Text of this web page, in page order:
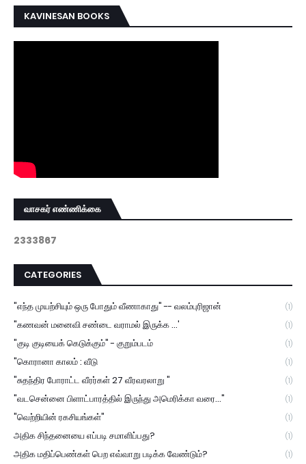
KAVINESAN BOOKS
வாசகர் எண்ணிக்கை
2333867
CATEGORIES
"எந்த முயற்சியும் ஒரு போதும் வீணாகாது" -- வலம்புரிஜான் (1)
"கணவன் மனைவி சண்டை வராமல் இருக்க ...' (1)
"குடி குடியைக் கெடுக்கும்" - குறும்படம் (1)
"கொரானா காலம் : வீடு (1)
"சுதந்திர போராட்ட வீரர்கள் 27 வீரவரலாறு " (1)
"வடசென்னை பிளாட்பாரத்தில் இருந்து அமெரிக்கா வரை..." (1)
"வெற்றியின் ரகசியங்கள்" (1)
அதிக சிந்தனையை எப்படி சமாளிப்பது? (1)
அதிக மதிப்பெண்கள் பெற எவ்வாறு படிக்க வேண்டும்? (1)